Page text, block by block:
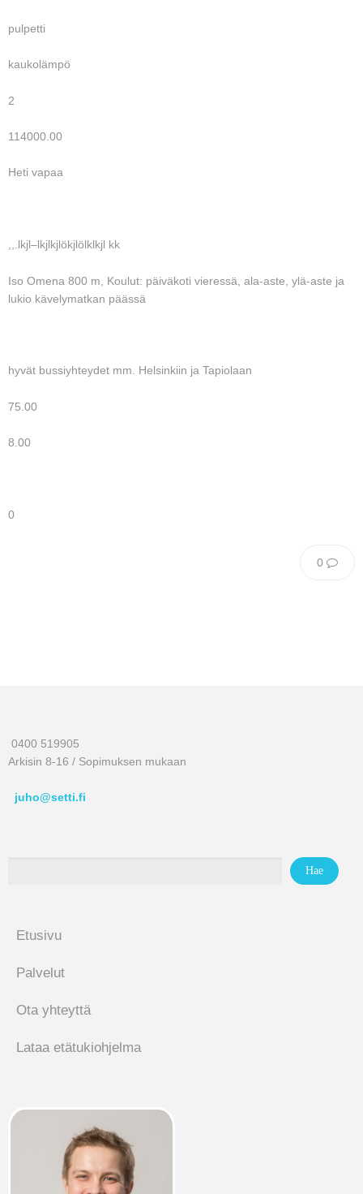
pulpetti
kaukolämpö
2
114000.00
Heti vapaa
,,.lkjl–lkjlkjlökjlölklkjl kk
Iso Omena 800 m, Koulut: päiväkoti vieressä, ala-aste, ylä-aste ja
lukio kävelymatkan päässä
hyvät bussiyhteydet mm. Helsinkiin ja Tapiolaan
75.00
8.00
0
0
0400 519905
Arkisin 8-16 / Sopimuksen mukaan
juho@setti.fi
Etusivu
Palvelut
Ota yhteyttä
Lataa etätukiohjelma